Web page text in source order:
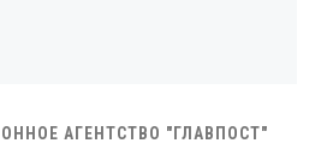
АГЕНТСТВО "ГЛАВПОСТ"